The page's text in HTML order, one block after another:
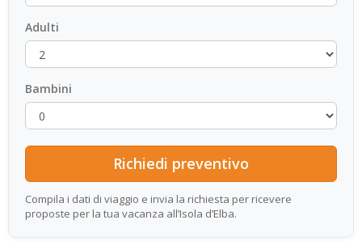
Adulti
Bambini
Compila i dati di viaggio e invia la richiesta per ricevere
proposte per la tua vacanza all’Isola d’Elba.